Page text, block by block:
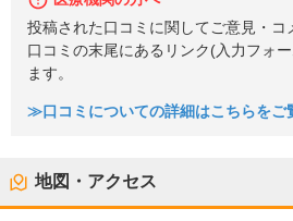
投稿された口コミに関してご意見・コ
口コミの末尾にあるリンク(入力フォ
ます。
≫口コミについての詳細はこちらをご
地図・アクセス